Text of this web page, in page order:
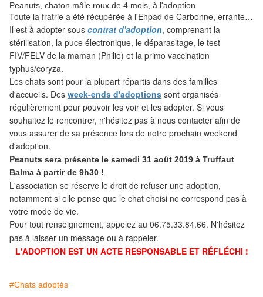
Peanuts, chaton mâle roux de 4 mois, à l'adoption
Toute la fratrie a été récupérée à l'Ehpad de Carbonne, errante…
Il est à adopter sous contrat d'adoption, comprenant la
stérilisation, la puce électronique, le déparasitage, le test
FIV/FELV de la maman (Philie) et la primo vaccination
typhus/coryza.
Les chats sont pour la plupart répartis dans des familles
d'accueils. Des week-ends d'adoptions sont organisés
régulièrement pour pouvoir les voir et les adopter. Si vous
souhaitez le rencontrer, n'hésitez pas à nous contacter afin de
vous assurer de sa présence lors de notre prochain weekend
d'adoption.
Peanuts sera présente le samedi 31 août 2019 à Truffaut
Balma à partir de 9h30 !
L'association se réserve le droit de refuser une adoption,
notamment si elle pense que le chat choisi ne correspond pas à
votre mode de vie.
Pour tout renseignement, appelez au 06.75.33.84.66. N'hésitez
pas à laisser un message ou à rappeler.
L'ADOPTION EST UN ACTE RESPONSABLE ET RÉFLÉCHI !
#Chats adoptés